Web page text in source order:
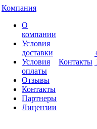
Компания
О
компании
Условия
доставки
Условия
оплаты
Отзывы
Контакты
Партнеры
Лицензии
Контакты